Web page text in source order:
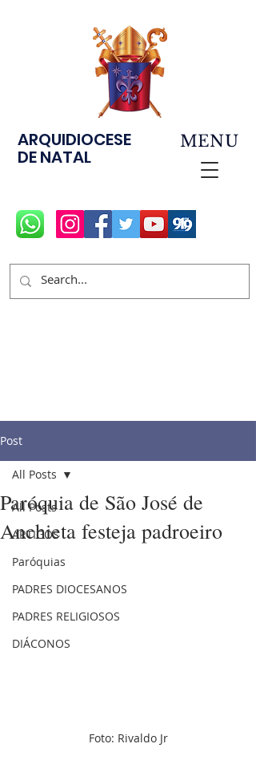
ARQUIDIOCESE
DE NATAL
MENU
Post
All Posts
ARTIGOS
Paróquias
PADRES DIOCESANOS
PADRES RELIGIOSOS
DIÁCONOS
All Posts
Paróquia de São José de
Anchieta festeja padroeiro
Foto: Rivaldo Jr